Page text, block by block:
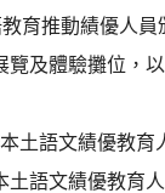
育推動績優人
及體驗攤位，
語文績優教育
語文績優教育